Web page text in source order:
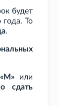
будет
года. То
.
или
сдать